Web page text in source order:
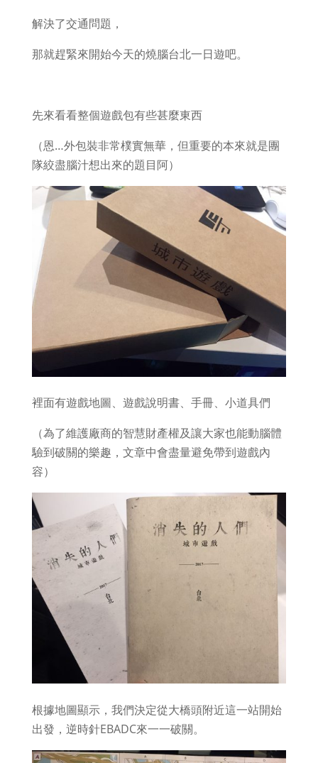
解決了交通問題，
那就趕緊來開始今天的燒腦台北一日遊吧。
先來看看整個遊戲包有些甚麼東西
（恩…外包裝非常樸實無華，但重要的本來就是團
隊絞盡腦汁想出來的題目阿）
裡面有遊戲地圖、遊戲說明書、手冊、小道具們
（為了維護廠商的智慧財產權及讓大家也能動腦體
驗到破關的樂趣，文章中會盡量避免帶到遊戲內
容）
根據地圖顯示，我們決定從大橋頭附近這一站開始
出發，逆時針EBADC來一一破關。